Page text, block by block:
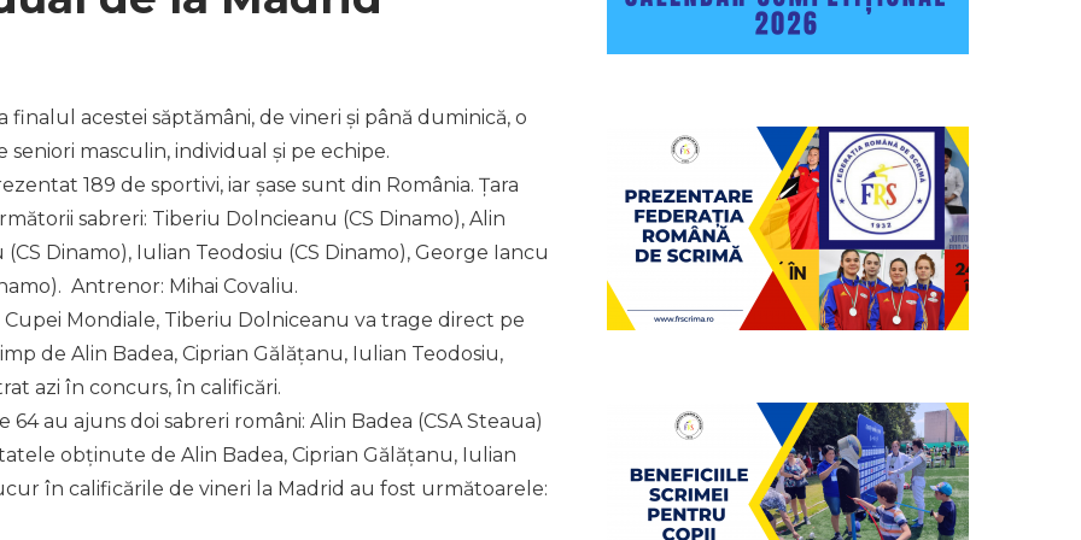
finalul acestei săptămâni, de vineri și până duminică, o
masculin, individual și pe echipe.
189 de sportivi, iar șase sunt din România. Țara
sabreri: Tiberiu Dolncieanu (CS Dinamo), Alin
Dinamo), Iulian Teodosiu (CS Dinamo), George Iancu
Antrenor: Mihai Covaliu.
Mondiale, Tiberiu Dolniceanu va trage direct pe
de Alin Badea, Ciprian Gălățanu, Iulian Teodosiu,
azi în concurs, în calificări.
au ajuns doi sabreri români: Alin Badea (CSA Steaua)
obținute de Alin Badea, Ciprian Gălățanu, Iulian
în calificările de vineri la Madrid au fost următoarele: